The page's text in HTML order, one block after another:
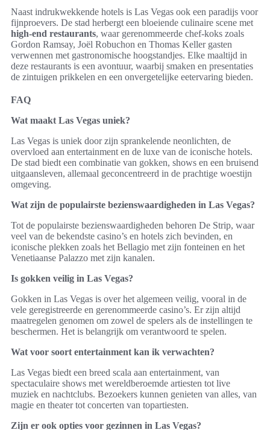
Naast indrukwekkende hotels is Las Vegas ook een paradijs voor
fijnproevers. De stad herbergt een bloeiende culinaire scene met
high-end restaurants, waar gerenommeerde chef-koks zoals
Gordon Ramsay, Joël Robuchon en Thomas Keller gasten
verwennen met gastronomische hoogstandjes. Elke maaltijd in
deze restaurants is een avontuur, waarbij smaken en presentaties
de zintuigen prikkelen en een onvergetelijke eetervaring bieden.
FAQ
Wat maakt Las Vegas uniek?
Las Vegas is uniek door zijn sprankelende neonlichten, de
overvloed aan entertainment en de luxe van de iconische hotels.
De stad biedt een combinatie van gokken, shows en een bruisend
uitgaansleven, allemaal geconcentreerd in de prachtige woestijn
omgeving.
Wat zijn de populairste bezienswaardigheden in Las Vegas?
Tot de populairste bezienswaardigheden behoren De Strip, waar
veel van de bekendste casino’s en hotels zich bevinden, en
iconische plekken zoals het Bellagio met zijn fonteinen en het
Venetiaanse Palazzo met zijn kanalen.
Is gokken veilig in Las Vegas?
Gokken in Las Vegas is over het algemeen veilig, vooral in de
vele geregistreerde en gerenommeerde casino’s. Er zijn altijd
maatregelen genomen om zowel de spelers als de instellingen te
beschermen. Het is belangrijk om verantwoord te spelen.
Wat voor soort entertainment kan ik verwachten?
Las Vegas biedt een breed scala aan entertainment, van
spectaculaire shows met wereldberoemde artiesten tot live
muziek en nachtclubs. Bezoekers kunnen genieten van alles, van
magie en theater tot concerten van topartiesten.
Zijn er ook opties voor gezinnen in Las Vegas?